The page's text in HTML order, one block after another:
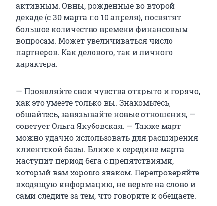
активным. Овны, рожденные во второй
декаде (с 30 марта по 10 апреля), посвятят
большое количество времени финансовым
вопросам. Может увеличиваться число
партнеров. Как делового, так и личного
характера.
— Проявляйте свои чувства открыто и горячо,
как это умеете только вы. Знакомьтесь,
общайтесь, завязывайте новые отношения, —
советует Ольга Якубовская. — Также март
можно удачно использовать для расширения
клиентской базы. Ближе к середине марта
наступит период бега с препятствиями,
который вам хорошо знаком. Перепроверяйте
входящую информацию, не верьте на слово и
сами следите за тем, что говорите и обещаете.